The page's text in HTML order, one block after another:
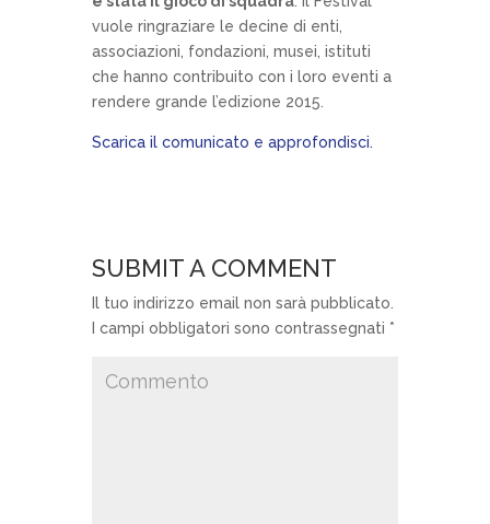
vuole ringraziare le decine di enti,
associazioni, fondazioni, musei, istituti
che hanno contribuito con i loro eventi a
rendere grande l’edizione 2015.
Scarica il comunicato e approfondisci.
SUBMIT A COMMENT
Il tuo indirizzo email non sarà pubblicato.
I campi obbligatori sono contrassegnati *